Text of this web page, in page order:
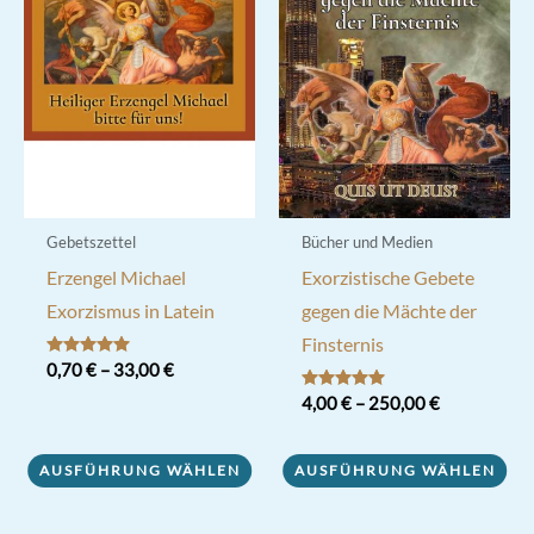
Optionen
können
auf
der
Produktseite
gewählt
werden
Gebetszettel
Erzengel Michael
Exorzismus in Latein
Bewertet mit
5.00
0,70€– 33,00€
AUSFÜHRUNG WÄHLEN
weist
Bücher und Medien
Exorzistische Gebete
gegen die Mächte der
Finsternis
Bewertet mit
5.00
4,00€– 250,00€
AUSFÜHRUNG WÄHLEN
Produkt